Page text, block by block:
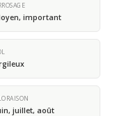
important
juillet, août